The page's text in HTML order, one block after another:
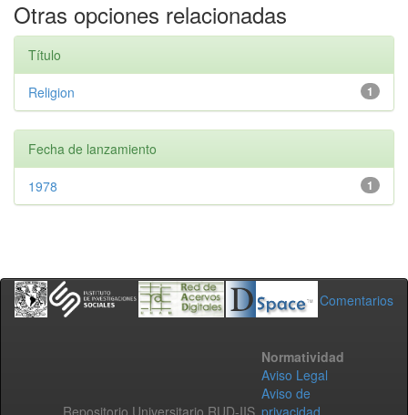
Otras opciones relacionadas
Título
1
Religion
Fecha de lanzamiento
1
1978
Comentarios
Repositorio Universitario RUD-IIS
Normatividad
Aviso Legal
Aviso de
privacidad